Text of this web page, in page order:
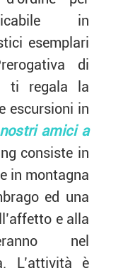
in
esemplari
di
ti regala la
escursioni in
amici a
consiste in
in montagna
ed una
e alla
nel
L’attività è